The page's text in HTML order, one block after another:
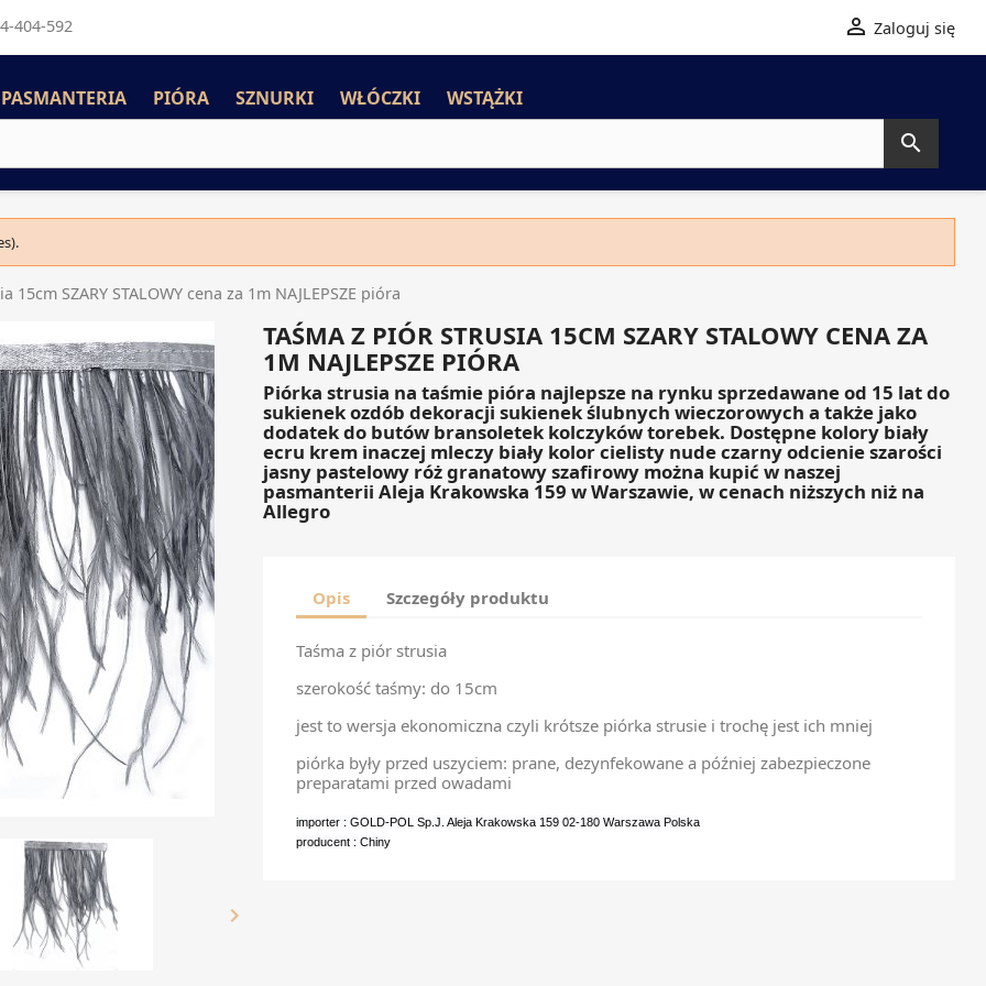
404-592  Zaloguj się
PASMANTERIA PIÓRA SZNURKI WŁÓCZKI WSTĄŻKI

15cm SZARY STALOWY cena za 1m NAJLEPSZE pióra

TAŚMA Z PIÓR STRUSIA 15CM SZARY STALOWY CENA ZA
1M NAJLEPSZE PIÓRA
Piórka strusia na taśmie pióra najlepsze na rynku sprzedawane od 15 lat do
sukienek ozdób dekoracji sukienek ślubnych wieczorowych a także jako
dodatek do butów bransoletek kolczyków torebek. Dostępne kolory biały
ecru krem inaczej mleczy biały kolor cielisty nude czarny odcienie szarości
jasny pastelowy róż granatowy szafirowy można kupić w naszej
pasmanterii Aleja Krakowska 159 w Warszawie, w cenach niższych niż na
Allegro
Opis Szczegóły produktu
Taśma z piór strusia
szerokość taśmy: do 15cm
jest to wersja ekonomiczna czyli krótsze piórka strusie i trochę jest ich mniej
piórka były przed uszyciem: prane, dezynfekowane a później zabezpieczone
preparatami przed owadami
importer : GOLD-POL Sp.J. Aleja Krakowska 159 02-180 Warszawa Polska
producent : Chiny